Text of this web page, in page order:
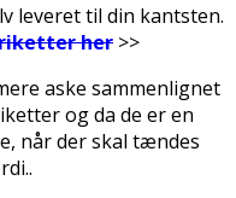
leveret til din kantsten.
her >>
aske sammenlignet
og da de er en
når der skal tændes